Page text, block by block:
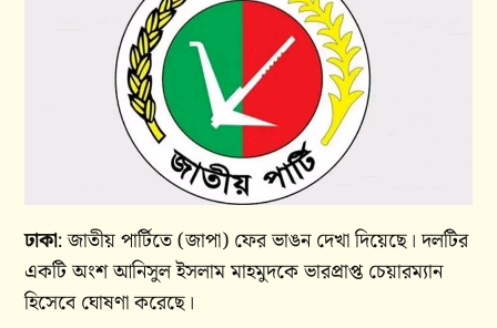
ঢাকা: জাতীয় পার্টিতে (জাপা) ফের ভাঙন দেখা দিয়েছে। দলটির
একটি অংশ আনিসুল ইসলাম মাহমুদকে ভারপ্রাপ্ত চেয়ারম্যান
হিসেবে ঘোষণা করেছে।